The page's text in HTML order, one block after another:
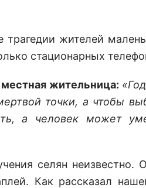
жителей
стационарных
жительница:
точки, а чтобы
а человек может
селян
Как рассказал